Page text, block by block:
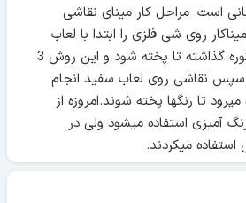
است. مراحل کار مینای نقاشی
روی شی فلزی را ابتدا با لعاب
سفید میپوشاند و در کوره گذاشته تا پخته شود و این روش 3
و سپس نقاشی روی لعاب سفید انجام
تا رنگها پخته شوند.امروزه از
آمیزی استفاده میشود ولی در
میکردند.